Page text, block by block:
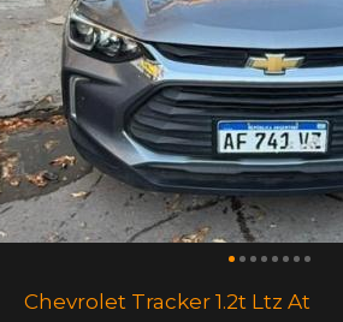
Chevrolet Tracker 1.2t Ltz At